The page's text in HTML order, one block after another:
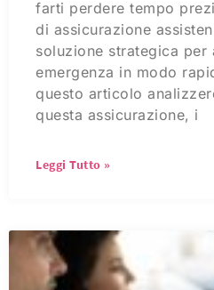
farti perdere tempo
di assicurazione
soluzione strategica per
emergenza in modo
questo articolo
questa assicurazione, i
Leggi Tutto »